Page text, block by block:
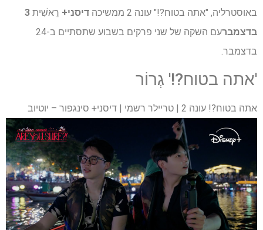
באוסטרליה, "אתה בטוח?!" עונה 2 ממשיכה דיסני+ רֵאשִׁית 3
בדצמבר
עם השקה של שני פרקים בשבוע שתסתיים ב-24
בדצמבר.
'אתה בטוח?!' גְרוֹר
אתה בטוח?! עונה 2 | טריילר רשמי | דיסני+ סינגפור – יוטיוב